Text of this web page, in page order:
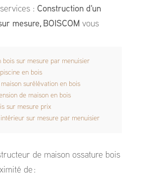
: Construction d'un
mesure, BOISCOM vous
bois sur mesure par menuisier
en bois
surélévation en bois
de maison en bois
sur mesure prix
sur mesure par menuisier
de maison ossature bois
de :